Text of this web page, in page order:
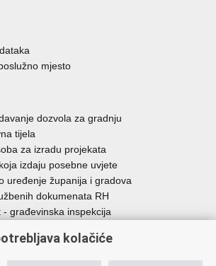
mjesto
dozvola za gradnju
tijela
za izradu projekata
izdaju posebne uvjete
uređenje županija i gradova
dokumenata RH
građevinska inspekcija
kolačiće